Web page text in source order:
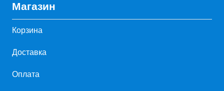
Магазин
Корзина
Доставка
Оплата